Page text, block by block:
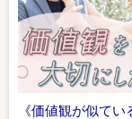
《価値観が似てい